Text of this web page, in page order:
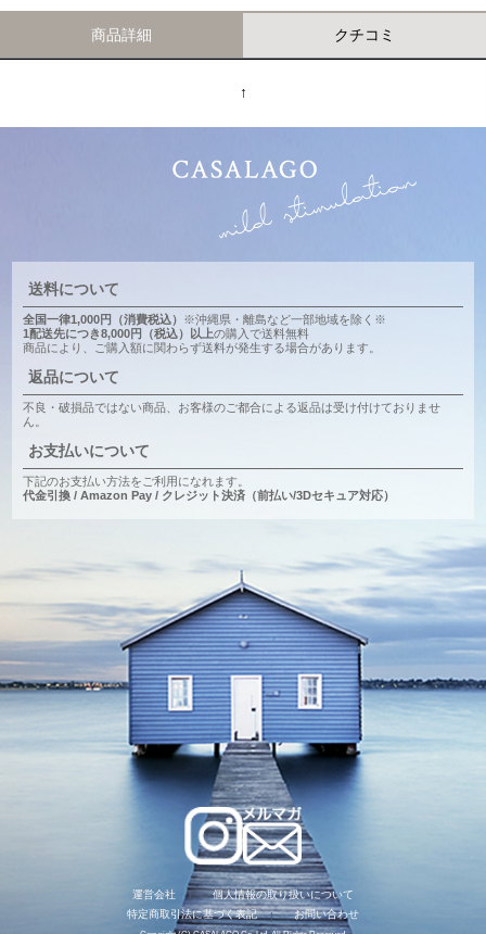
商品詳細 クチコミ
↑
送料について
全国一律1,000円（消費税込） ※沖縄県・離島など一部地域を除く※
1配送先につき8,000円（税込）以上の購入で送料無料
商品により、ご購入額に関わらず送料が発生する場合があります。
返品について
不良・破損品ではない商品、お客様のご都合による返品は受け付けておりませ
ん。
お支払いについて
下記のお支払い方法をご利用になれます。
代金引換 / Amazon Pay / クレジット決済（前払い/3Dセキュア対応）
運営会社
個人情報の取り扱いについて
特定商取引法に基づく表記
お問い合わせ